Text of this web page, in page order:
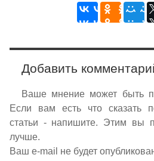
Добавить
Ваше мнение может быть
Если вам есть что сказать
статьи - напишите. Этим вы
лучше.
Ваш e-mail не будет